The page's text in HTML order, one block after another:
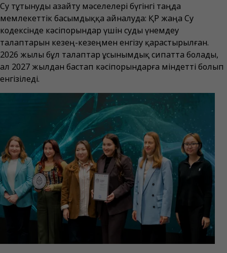
Су тұтынуды азайту мәселелері бүгінгі таңда
мемлекеттік басымдыққа айналуда: ҚР жаңа Су
кодексінде кәсіпорындар үшін суды үнемдеу
талаптарын кезең-кезеңмен енгізу қарастырылған.
2026 жылы бұл талаптар ұсынымдық сипатта болады,
ал 2027 жылдан бастап кәсіпорындарға міндетті болып
енгізіледі.